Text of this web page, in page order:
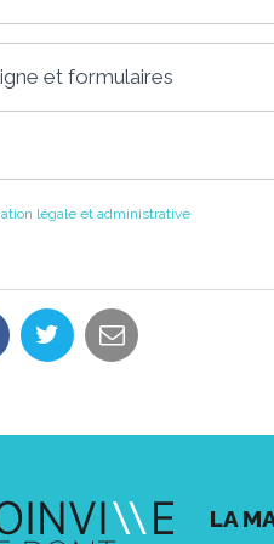
et formulaires
légale et administrative
LA